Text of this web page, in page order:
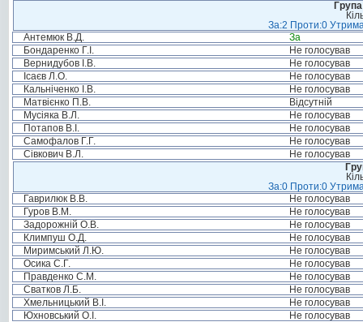
За:2 Проти:0
Антемюк В.Д.
За
Бондаренко Г.І.
Не голосував
Вернидубов І.В.
Не голосував
Ісаєв Л.О.
Не голосував
Кальніченко І.В.
Не голосував
Матвієнко П.В.
Відсутній
Мусіяка В.Л.
Не голосував
Потапов В.І.
Не голосував
Самофалов Г.Г.
Не голосував
Сівкович В.Л.
Не голосував
За:0 Проти:0
Гаврилюк В.В.
Не голосував
Гуров В.М.
Не голосував
Задорожній О.В.
Не голосував
Климпуш О.Д.
Не голосував
Миримський Л.Ю.
Не голосував
Осика С.Г.
Не голосував
Правденко С.М.
Не голосував
Сватков Л.Б.
Не голосував
Хмельницький В.І.
Не голосував
Юхновський О.І.
Не голосував